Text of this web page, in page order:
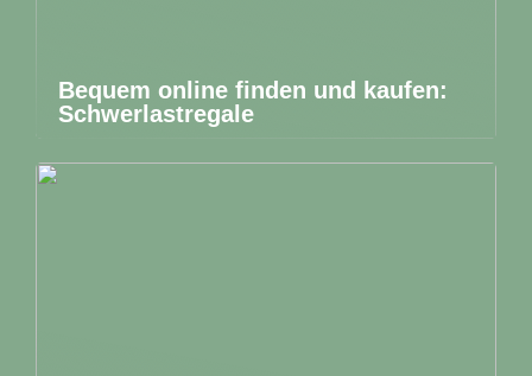
Bequem online finden und kaufen:
Schwerlastregale